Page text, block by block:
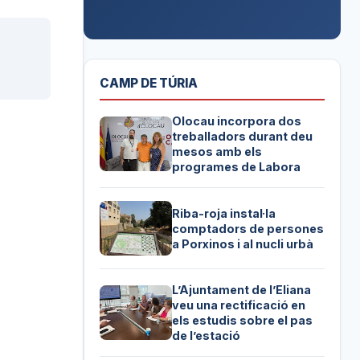
CAMP DE TÚRIA
Olocau incorpora dos
treballadors durant deu
mesos amb els
programes de Labora
Riba-roja instal·la
comptadors de persones
a Porxinos i al nucli urbà
L’Ajuntament de l’Eliana
veu una rectificació en
els estudis sobre el pas
de l’estació